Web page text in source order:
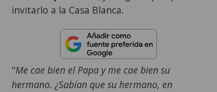
invitarlo a la Casa Blanca.
"Me cae bien el Papa y me cae bien su
hermano. ¿Sabían que su hermano, en